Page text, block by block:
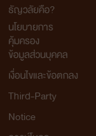
ธัญวลัยคือ?
นโยบายการ
คุ้มครอง
ข้อมูลส่วนบุคคล
เงื่อนไขและข้อตกลง
Third-Party
Notice